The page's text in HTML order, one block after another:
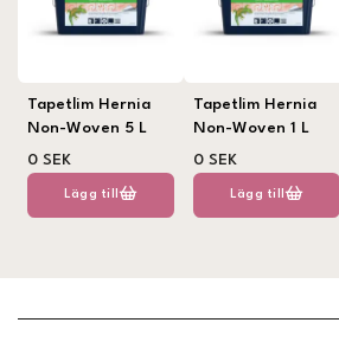
Tapetlim Hernia
Non-Woven 5 L
0 SEK
Lägg till
Tapetlim Hernia
Non-Woven 1 L
0 SEK
Lägg till